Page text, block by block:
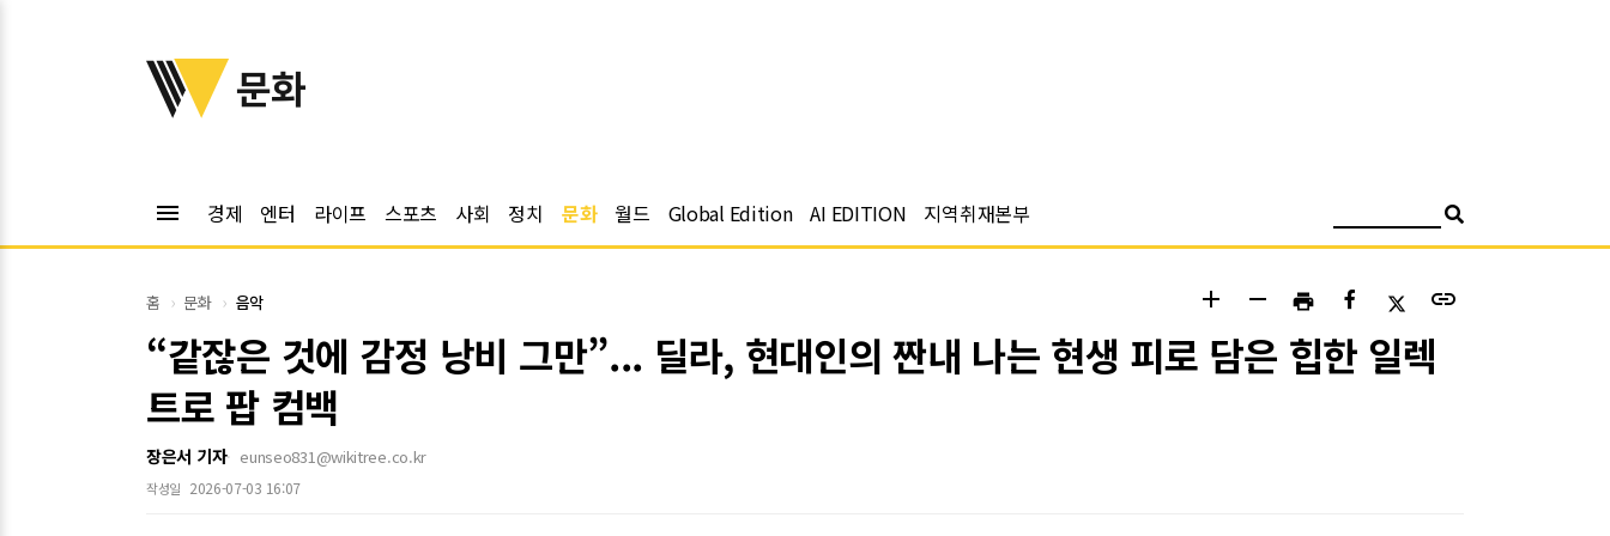
위키트리
문화
menu 경제 엔터 라이프 스포츠 사회 정치 문화 월드 Global Edition AI EDITION 지역취재본부
홈 문화 음악 add remove print link
“같잖은 것에 감정 낭비 그만”... 딜라, 현대인의 짠내 나는 현생 피로 담은 힙한 일렉
트로 팝 컴백
장은서 기자 eunseo831@wikitree.co.kr
작성일 2026-07-03 16:07